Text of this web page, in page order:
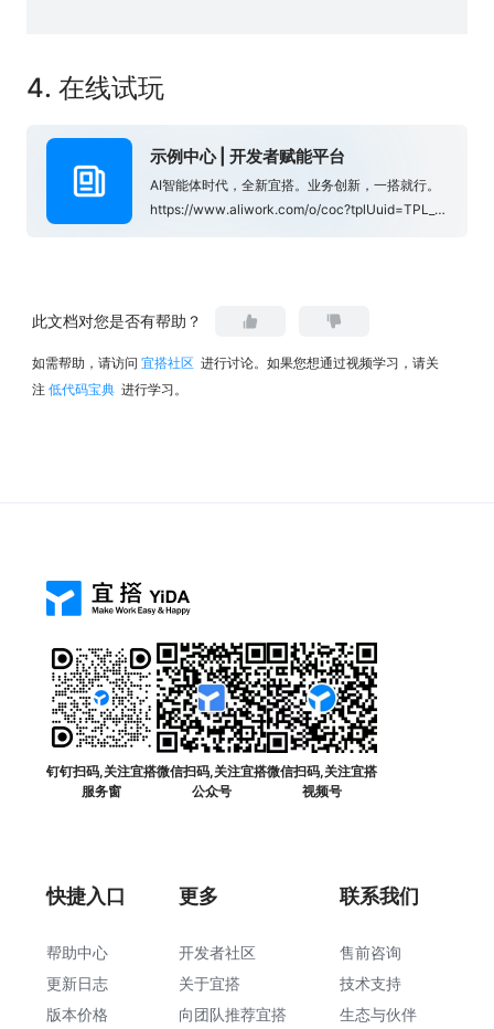
4. 在线试玩
示例中心 | 开发者赋能平台
AI智能体时代，全新宜搭。业务创新，一搭就行。
https://www.aliwork.com/o/coc?tplUuid=TPL_OT5LGSMH53N6VE7ZOV65&from=yuque_subject
此文档对您是否有帮助？
如需帮助，请访问 宜搭社区 进行讨论。如果您想通过视频学习，请关
注 低代码宝典 进行学习。
钉钉扫码,关注宜搭
服务窗
微信扫码,关注宜搭
公众号
微信扫码,关注宜搭
视频号
快捷入口
帮助中心
更新日志
版本价格
更多
开发者社区
关于宜搭
向团队推荐宜搭
联系我们
售前咨询
技术支持
生态与伙伴